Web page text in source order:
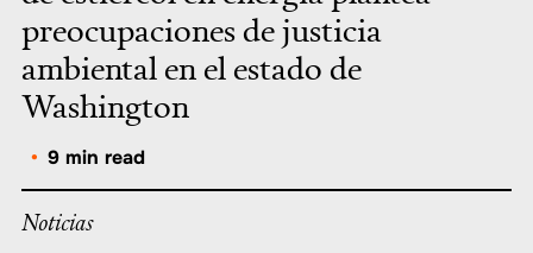
preocupaciones de justicia
ambiental en el estado de
Washington
• 9 min read
Noticias